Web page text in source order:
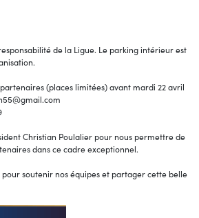
de la Ligue. Le parking intérieur est
(places limitées) avant mardi 22 avril
Christian Poulalier pour nous permettre de
dans ce cadre exceptionnel.
soutenir nos équipes et partager cette belle